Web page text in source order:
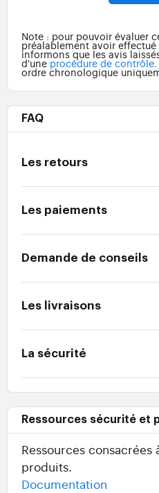
Note : pour pouvoir évaluer
préalablement avoir
informons que les avis
d'une procédure de contrôle
ordre chronologique
FAQ
Les retours
Les paiements
Demande de conseils
Les livraisons
La sécurité
Ressources sécurité et
Ressources consacrées
produits.
Documentation